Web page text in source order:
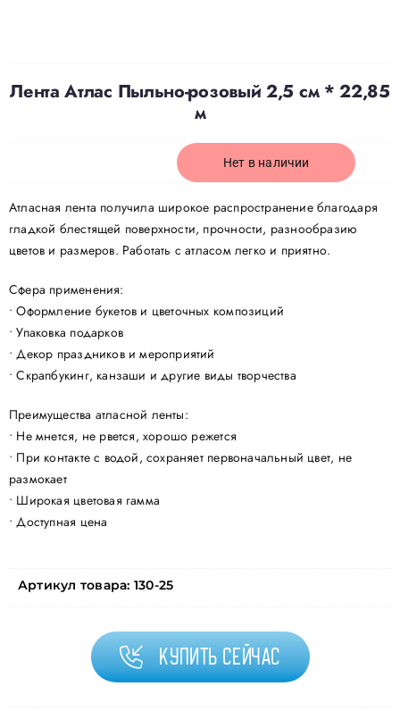
Политика конфиденциальности
Лента Атлас Пыльно-розовый 2,5 см * 22,85
м
Нет в наличии
Атласная лента получила широкое распространение благодаря
гладкой блестящей поверхности, прочности, разнообразию
цветов и размеров. Работать с атласом легко и приятно.
Сфера применения:
• Оформление букетов и цветочных композиций
• Упаковка подарков
• Декор праздников и мероприятий
• Скрапбукинг, канзаши и другие виды творчества
Преимущества атласной ленты:
• Не мнется, не рвется, хорошо режется
• При контакте с водой, сохраняет первоначальный цвет, не
размокает
• Широкая цветовая гамма
• Доступная цена
Артикул товара: 130-25
Купить сейчас